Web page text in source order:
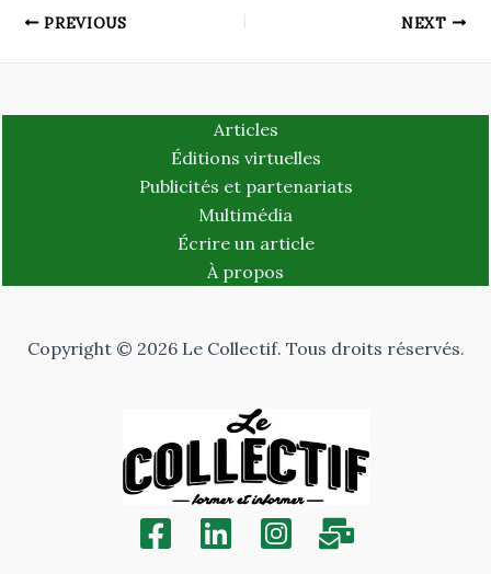
PREVIOUS NEXT
Articles
Éditions virtuelles
Publicités et partenariats
Multimédia
Écrire un article
À propos
Copyright © 2026 Le Collectif. Tous droits réservés.